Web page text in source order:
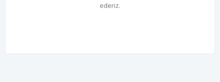
ederiz.